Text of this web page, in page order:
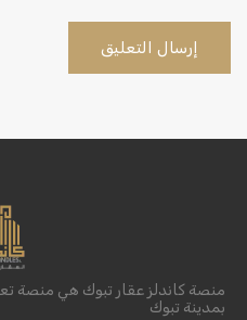
منصة كاندلز عقار تبوك هي منصة
بمدينة تبوك